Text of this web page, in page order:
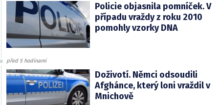
Policie objasnila pomníček. V
případu vraždy z roku 2010
pomohly vzorky DNA
před 5 hodinami
Doživotí. Němci odsoudili
Afghánce, který loni vraždil v
Mnichově